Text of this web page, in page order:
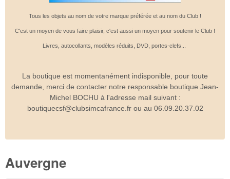
Tous les objets au nom de votre marque préférée et au nom du Club !
C'est un moyen de vous faire plaisir, c'est aussi un moyen pour soutenir le Club !
Livres, autocollants, modèles réduits, DVD, portes-clefs...
La boutique est momentanément indisponible, pour toute
demande, merci de contacter notre responsable boutique Jean-
Michel BOCHU à l'adresse mail suivant :
boutiquecsf@clubsimcafrance.fr ou au 06.09.20.37.02
Auvergne